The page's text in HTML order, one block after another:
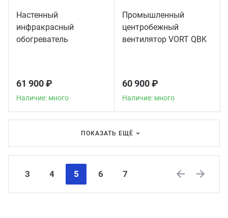
Настенный
инфракрасный
обогреватель
61 900 ₽
Наличие: много
Промышленный
центробежный
вентилятор VORT QBK
60 900 ₽
Наличие: много
ПОКАЗАТЬ ЕЩЁ
3 4 5 6
7